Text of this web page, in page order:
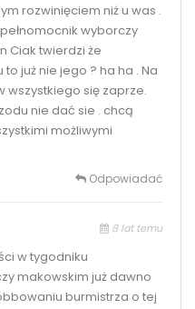
rozwinięciem niż u was .
wyborczy
Ciak twierdzi że
już nie jego ? ha ha . Na
wszystkiego się zaprze.
nie dać sie . chcą
możliwymi
Odpowiadać
8 lat temu
w tygodniku
makowskim już dawno
burmistrza o tej